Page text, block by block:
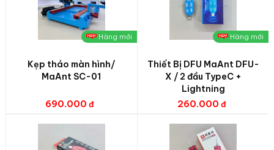
Hàng mới
Kẹp tháo màn hình/
MaAnt SC-01
690.000
Hàng mới
Thiết Bị DFU MaAnt DFU-
X / 2 đầu TypeC +
Lightning
260.000